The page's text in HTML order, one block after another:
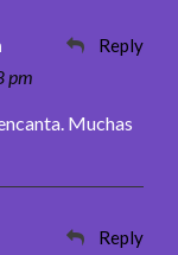
pm
Reply
Muchas
Reply